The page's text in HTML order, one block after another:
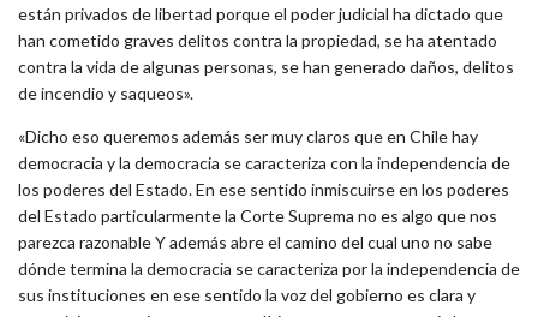
están privados de libertad porque el poder judicial ha dictado que
han cometido graves delitos contra la propiedad, se ha atentado
contra la vida de algunas personas, se han generado daños, delitos
de incendio y saqueos».
«Dicho eso queremos además ser muy claros que en Chile hay
democracia y la democracia se caracteriza con la independencia de
los poderes del Estado. En ese sentido inmiscuirse en los poderes
del Estado particularmente la Corte Suprema no es algo que nos
parezca razonable Y además abre el camino del cual uno no sabe
dónde termina la democracia se caracteriza por la independencia de
sus instituciones en ese sentido la voz del gobierno es clara y